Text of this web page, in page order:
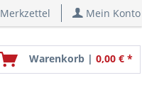
Merkzettel Mein Konto
Warenkorb | 0,00 € *